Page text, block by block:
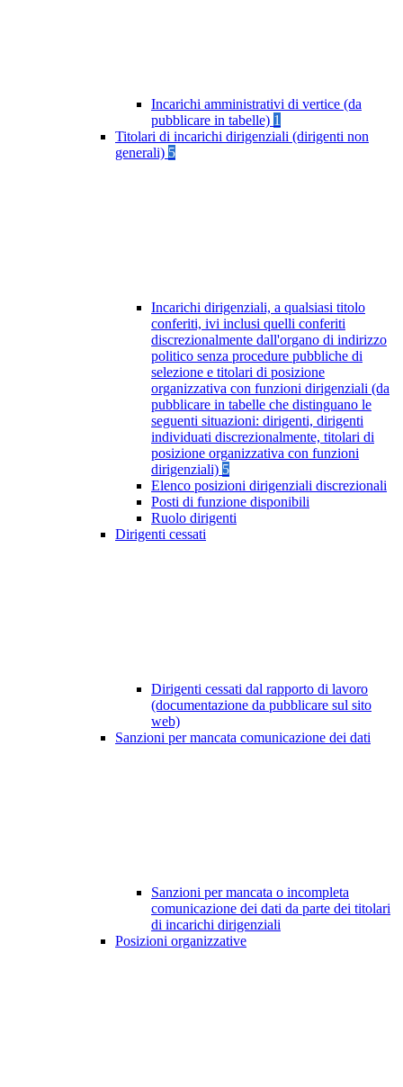
Incarichi amministrativi di vertice (da
pubblicare in tabelle) 1
Titolari di incarichi dirigenziali (dirigenti non
generali) 5
Incarichi dirigenziali, a qualsiasi titolo
conferiti, ivi inclusi quelli conferiti
discrezionalmente dall'organo di indirizzo
politico senza procedure pubbliche di
selezione e titolari di posizione
organizzativa con funzioni dirigenziali (da
pubblicare in tabelle che distinguano le
seguenti situazioni: dirigenti, dirigenti
individuati discrezionalmente, titolari di
posizione organizzativa con funzioni
dirigenziali) 5
Elenco posizioni dirigenziali discrezionali
Posti di funzione disponibili
Ruolo dirigenti
Dirigenti cessati
Dirigenti cessati dal rapporto di lavoro
(documentazione da pubblicare sul sito
web)
Sanzioni per mancata comunicazione dei dati
Sanzioni per mancata o incompleta
comunicazione dei dati da parte dei titolari
di incarichi dirigenziali
Posizioni organizzative